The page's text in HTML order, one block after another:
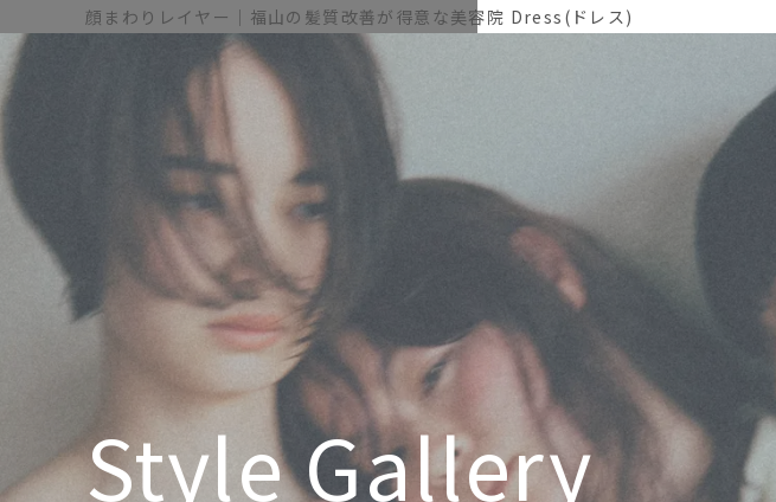
顔まわりレイヤー｜福山の髪質改善が得意な美容院 Dress(ドレス)
Style Gallery